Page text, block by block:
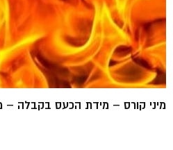
מיני קורס – מידת הכעס בקבלה –